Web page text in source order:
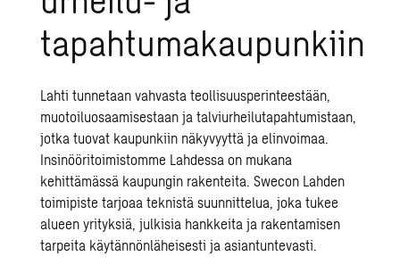
tapahtumakaupunkiin
Lahti tunnetaan vahvasta teollisuusperinteestään,
muotoiluosaamisestaan ja talviurheilutapahtumistaan,
jotka tuovat kaupunkiin näkyvyyttä ja elinvoimaa.
Insinööritoimistomme Lahdessa on mukana
kehittämässä kaupungin rakenteita.Swecon Lahden
toimipiste tarjoaa teknistä suunnittelua, joka tukee
alueen yrityksiä, julkisia hankkeita ja rakentamisen
tarpeita käytännönläheisesti ja asiantuntevasti.